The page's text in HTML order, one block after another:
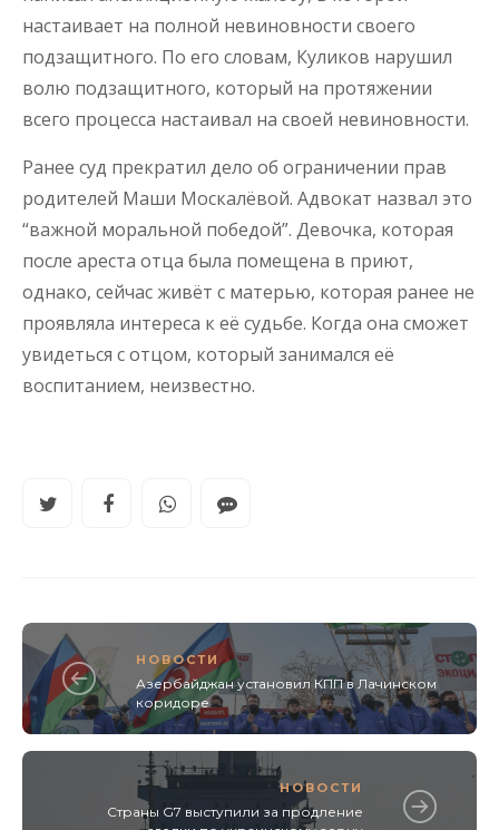
настаивает на полной невиновности своего
подзащитного. По его словам, Куликов нарушил
волю подзащитного, который на протяжении
всего процесса настаивал на своей невиновности.
Ранее суд прекратил дело об ограничении прав
родителей Маши Москалёвой. Адвокат назвал это
“важной моральной победой”. Девочка, которая
после ареста отца была помещена в приют,
однако, сейчас живёт с матерью, которая ранее не
проявляла интереса к её судьбе. Когда она сможет
увидеться с отцом, который занимался её
воспитанием, неизвестно.
НОВОСТИ
Азербайджан установил КПП в Лачинском
коридоре
НОВОСТИ
Страны G7 выступили за продление